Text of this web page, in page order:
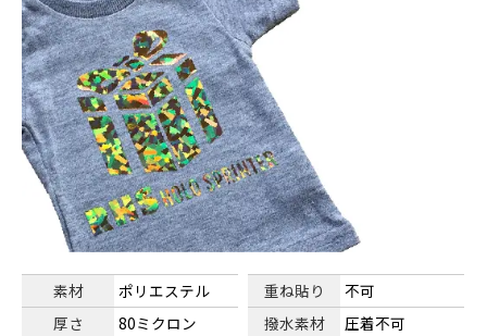
素材
ポリエステル
厚さ
80ミクロン
重ね貼り
不可
撥水素材
圧着不可